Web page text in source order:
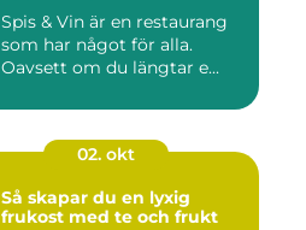
Spis & Vin är en restaurang
som har något för alla.
Oavsett om du längtar e...
02. okt
Så skapar du en lyxig
frukost med te och frukt